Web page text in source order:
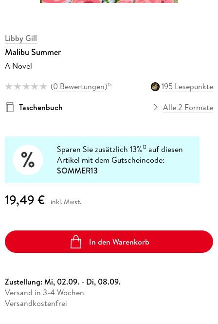
Libby Gill
Malibu Summer
A Novel
(0 Bewertungen)15
195 Lesepunkte
Taschenbuch
Alle 2 Formate
Sparen Sie zusätzlich 13%12 auf diesen
Artikel mit dem Gutscheincode:
SOMMER13
19,49 € inkl. Mwst.
In den Warenkorb
Zustellung:Mi, 02.09. - Di, 08.09.
Versand in 3-4 Wochen
Versandkostenfrei